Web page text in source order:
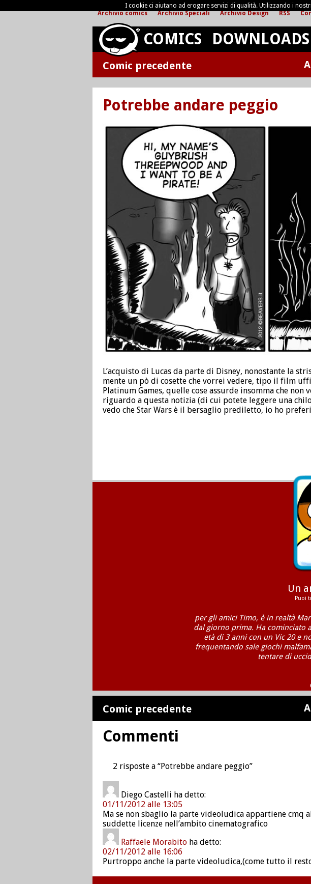
Archivio comics Archivio Speciali Archivio Design RSS
COMICS DOWNLOADS
Comic precedente
Potrebbe andare peggio
L’acquisto di Lucas da parte di Disney, nonostante la
mente un pò di cosette che vorrei vedere, tipo il film
Platinum Games, quelle cose assurde insomma che
riguardo a questa notizia (di cui potete leggere una
vedo che Star Wars è il bersaglio prediletto, io ho
Un
Puoi
per gli amici Timo, è in realtà
dal giorno prima. Ha cominciato
età di 3 anni con un Vic 20 e
frequentando sale giochi
tentare di
Comic precedente
Commenti
2 risposte a “Potrebbe andare peggio”
Diego Castelli ha detto:
01/11/2012 alle 13:05
Ma se non sbaglio la parte videoludica appartiene cmq
suddette licenze nell’ambito cinematografico
Raffaele Morabito ha detto:
02/11/2012 alle 16:06
Purtroppo anche la parte videoludica,(come tutto il
I cookie ci aiutano ad erogare servizi di qualità. Utilizzando i